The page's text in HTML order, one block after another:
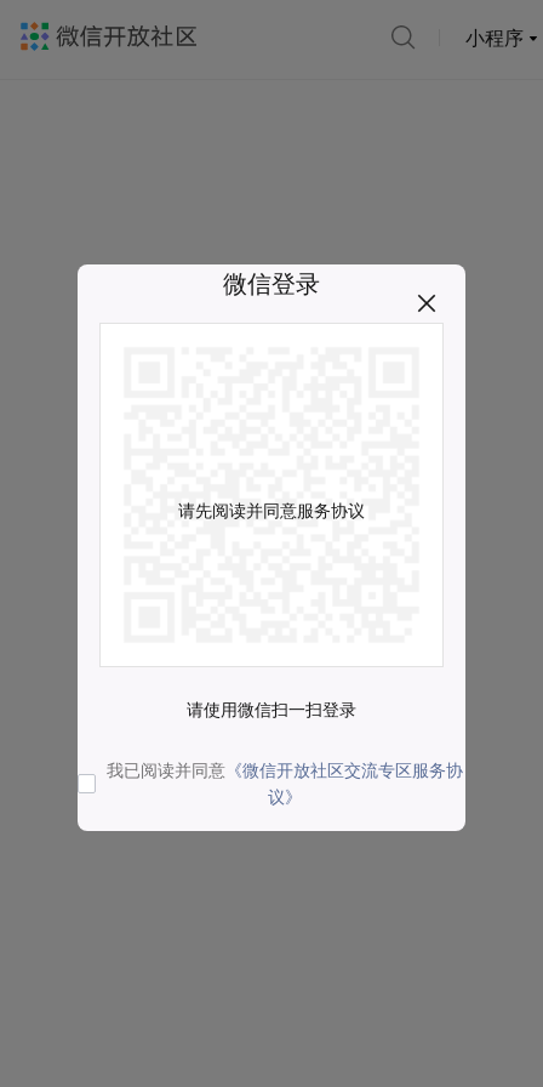
小程序
微信登录
请先阅读并同意服务协议
请使用微信扫一扫登录
我已阅读并同意 《微信开放社区交流专区服务协
议》